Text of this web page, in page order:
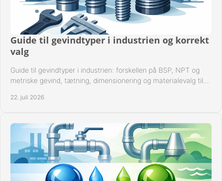
Guide til gevindtyper i industrien og korrekt
valg
Guide til gevindtyper i industrien: forskellen på BSP, NPT og
metriske gevind, tætning, dimensionering og materialevalg til
22. juli 2026